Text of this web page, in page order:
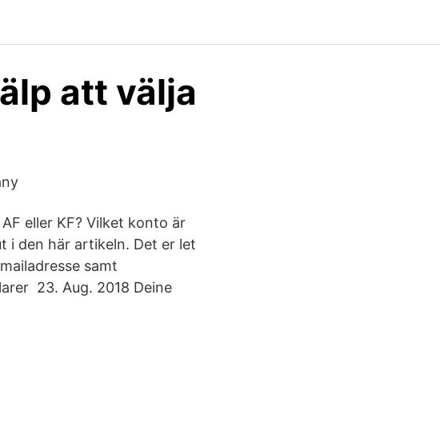
att välja
eller KF? Vilket konto är
i den här artikeln. Det er let
samt
23. Aug. 2018 Deine